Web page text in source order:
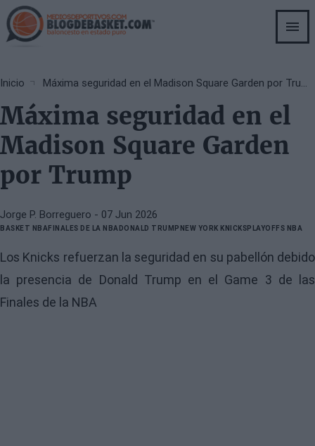
Skip
to
main
Breadcrumb
Inicio Máxima seguridad en el Madison Square Garden por Trump
Máxima seguridad en el
Madison Square Garden
por Trump
Jorge P. Borreguero - 07 Jun 2026
BASKET NBAFINALES DE LA NBADONALD TRUMP NEW YORK KNICKSPLAYOFFS NBA
Los Knicks refuerzan la seguridad en su pabellón debido
la presencia de Donald Trump en el Game 3 de las
Finales de la NBA